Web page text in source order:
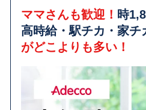
ママさんも歓迎！ 時
高時給・駅チカ・家チ
がどこよりも多い！